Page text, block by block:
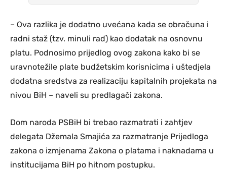
– Ova razlika je dodatno uvećana kada se obračuna i
radni staž (tzv. minuli rad) kao dodatak na osnovnu
platu. Podnosimo prijedlog ovog zakona kako bi se
uravnotežile plate budžetskim korisnicima i uštedjela
dodatna sredstva za realizaciju kapitalnih projekata na
nivou BiH – naveli su predlagači zakona.
Dom naroda PSBiH bi trebao razmatrati i zahtjev
delegata Džemala Smajića za razmatranje Prijedloga
zakona o izmjenama Zakona o platama i naknadama u
institucijama BiH po hitnom postupku.